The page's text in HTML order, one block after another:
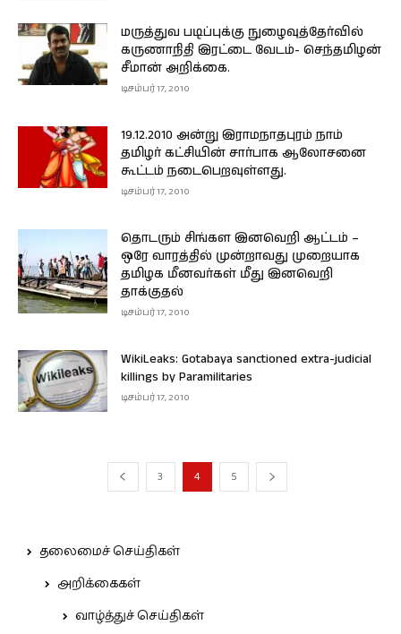
மருத்துவ படிப்புக்கு நுழைவுத்தேர்வில்
கருணாநிதி இரட்டை வேடம்- செந்தமிழன்
சீமான் அறிக்கை.
டிசம்பர் 17, 2010
19.12.2010 அன்று இராமநாதபுரம் நாம்
தமிழர் கட்சியின் சார்பாக ஆலோசனை
கூட்டம் நடைபெறவுள்ளது.
டிசம்பர் 17, 2010
தொடரும் சிங்கள இனவெறி ஆட்டம் –
ஒரே வாரத்தில் முன்றாவது முறையாக
தமிழக மீனவர்கள் மீது இனவெறி
தாக்குதல்
டிசம்பர் 17, 2010
WikiLeaks: Gotabaya sanctioned extra-judicial
killings by Paramilitaries
டிசம்பர் 17, 2010
3 4 5
தலைமைச் செய்திகள்
அறிக்கைகள்
வாழ்த்துச் செய்திகள்